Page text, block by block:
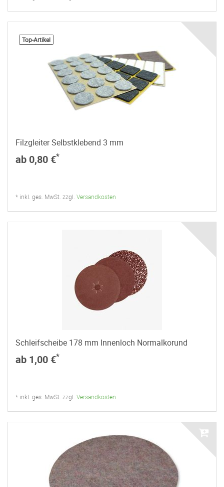
Top-Artikel
Filzgleiter Selbstklebend 3 mm
ab 0,80 €*
* inkl. ges. MwSt. zzgl. Versandkosten
Schleifscheibe 178 mm Innenloch Normalkorund
ab 1,00 €*
* inkl. ges. MwSt. zzgl. Versandkosten